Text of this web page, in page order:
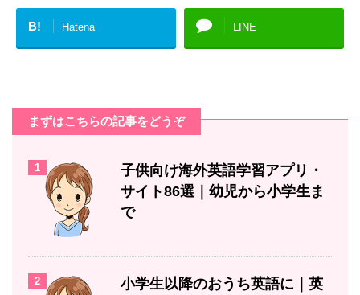
B! Hatena LINE
まずはこちらの記事をどうぞ
1
子供向け海外英語学習アプリ・
サイト86選｜幼児から小学生ま
で
2
小学生以降のおうち英語に｜英